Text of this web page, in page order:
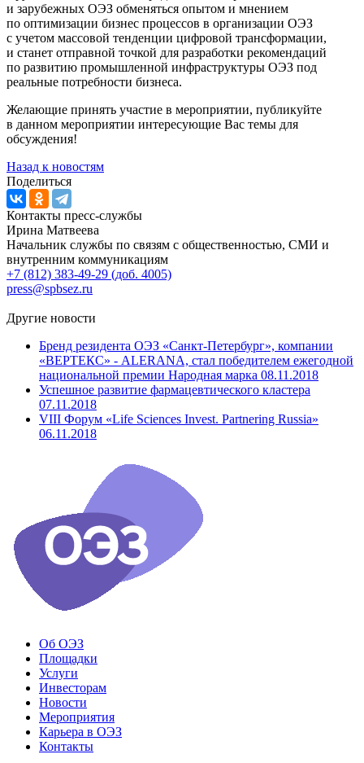
и зарубежных ОЭЗ обменяться опытом и мнением
по оптимизации бизнес процессов в организации ОЭЗ
с учетом массовой тенденции цифровой трансформации,
и станет отправной точкой для разработки рекомендаций
по развитию промышленной инфраструктуры ОЭЗ под
реальные потребности бизнеса.
Желающие принять участие в мероприятии, публикуйте
в данном мероприятии интересующие Вас темы для
обсуждения!
Назад к новостям
Поделиться
Контакты пресс-службы
Ирина Матвеева
Начальник службы по связям с общественностью, СМИ и
внутренним коммуникациям
+7 (812) 383-49-29 (доб. 4005)
press@spbsez.ru
Другие новости
Бренд резидента ОЭЗ «Санкт-Петербург», компании
«ВЕРТЕКС» - ALERANA, стал победителем ежегодной
национальной премии Народная марка 08.11.2018
Успешное развитие фармацевтического кластера
07.11.2018
VIII Форум «Life Sciences Invest. Partnering Russia»
06.11.2018
Об ОЭЗ
Площадки
Услуги
Инвесторам
Новости
Мероприятия
Карьера в ОЭЗ
Контакты